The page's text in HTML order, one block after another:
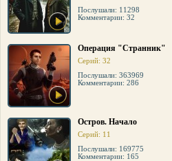
Послушали: 11298
Комментарии: 32
Операция "Странник"
Серий: 32
Послушали: 363969
Комментарии: 286
Остров. Начало
Серий: 11
Послушали: 169775
Комментарии: 165